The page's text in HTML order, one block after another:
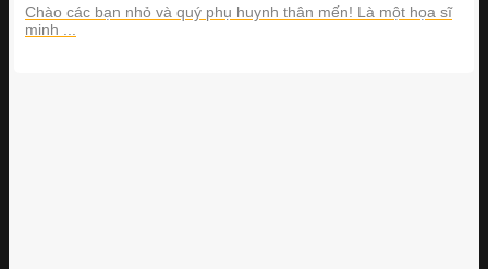
Chào các bạn nhỏ và quý phụ huynh thân mến! Là một họa sĩ
minh ...